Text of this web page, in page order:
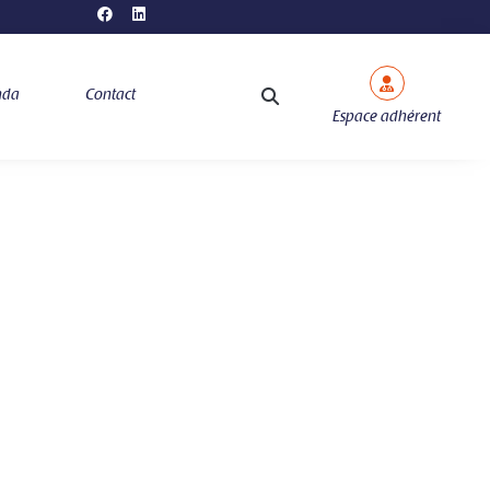
Contact
Espace adhérent